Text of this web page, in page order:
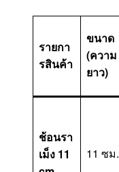
รายกา
รสินค้า
ขนาด
(ความ
ยาว)
ช้อนรา
เม็ง 11
11 ซม.